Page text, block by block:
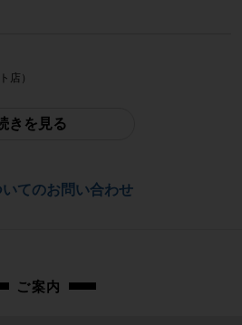
店）
きを見る
いてのお問い合わせ
ご案内